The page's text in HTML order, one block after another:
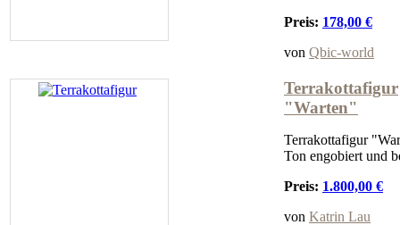
Preis: 178,00 €
von Qbic-world
Terrakottafigur
"Warten"
Terrakottafigur
Ton engobiert und
Preis: 1.800,00 €
von Katrin Lau